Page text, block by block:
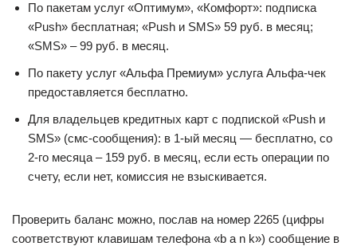
По пакетам услуг «Оптимум», «Комфорт»: подписка
«Push» бесплатная; «Push и SMS» 59 руб. в месяц;
«SMS» – 99 руб. в месяц.
По пакету услуг «Альфа Премиум» услуга Альфа-чек
предоставляется бесплатно.
Для владельцев кредитных карт с подпиской «Push и
SMS» (смс-сообщения): в 1-ый месяц — бесплатно, со
2-го месяца – 159 руб. в месяц, если есть операции по
счету, если нет, комиссия не взыскивается.
Проверить баланс можно, послав на номер 2265 (цифры
соответствуют клавишам телефона «b a n k») сообщение в